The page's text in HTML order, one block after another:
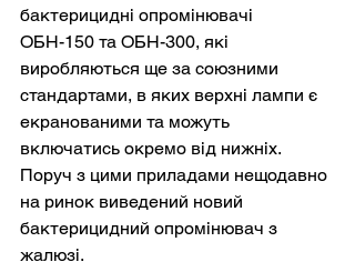
бактерицидні опромінювачі
ОБН-150 та ОБН-300, які
виробляються ще за союзними
стандартами, в яких верхні лампи є
екранованими та можуть
включатись окремо від нижніх.
Поруч з цими приладами нещодавно
на ринок виведений новий
бактерицидний опромінювач з
жалюзі.